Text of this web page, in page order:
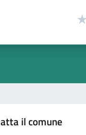
il comune